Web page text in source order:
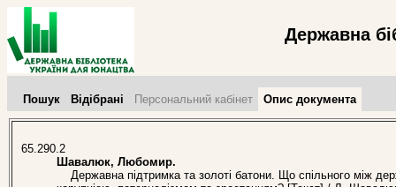
Державна
Пошук Відібрані Персональний кабінет Опис документа
65.290.2
Шавалюк, Любомир.
Державна підтримка та золоті батони. Що спільного між